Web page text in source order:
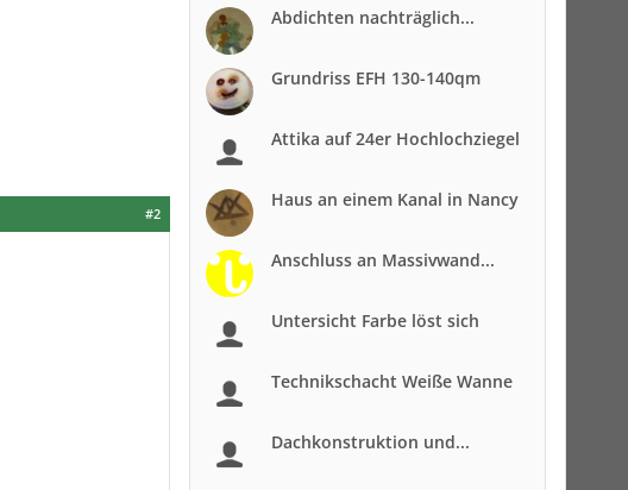
#2
Abdichten nachträglich...
Grundriss EFH 130-140qm
Attika auf 24er Hochlochziegel
Haus an einem Kanal in Nancy
Anschluss an Massivwand...
Untersicht Farbe löst sich
Technikschacht Weiße Wanne
Dachkonstruktion und...